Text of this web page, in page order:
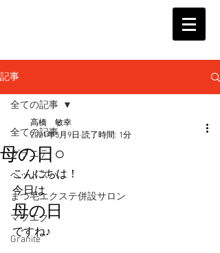
記事
全ての記事
グラニテ
ヘッドスパ
まつ毛エクステ併設サロン
マツエク
Granite
全ての記事
母の日○
高橋 敏幸
2021年5月9日 読了時間: 1分
こんにちは！
今日は
母の日
ですね♪